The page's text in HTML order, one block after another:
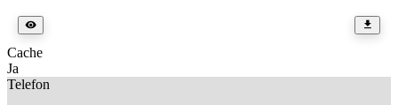
Cache
Ja
Telefon